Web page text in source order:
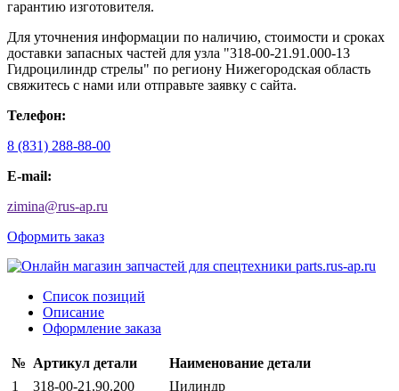
гарантию изготовителя.
Для уточнения информации по наличию, стоимости и сроках
доставки запасных частей для узла "318-00-21.91.000-13
Гидроцилиндр стрелы" по региону Нижегородская область
свяжитесь с нами или отправьте заявку с сайта.
Телефон:
8 (831) 288-88-00
E-mail:
zimina@rus-ap.ru
Оформить заказ
Список позиций
Описание
Оформление заказа
№ Артикул детали
Наименование детали
1
318-00-21.90.200 Цилиндр